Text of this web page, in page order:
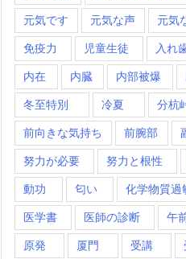
元気です 元気な声 元気
免疫力 児童生徒 入れ
内在 内臓 内部被爆
冬至特別 冷夏 分杭
前向きな気持ち 前腕部
努力が必要 努力と根性
動功 匂い 化学物質過
医学書 医師の診断 午
原発 厦門 受講